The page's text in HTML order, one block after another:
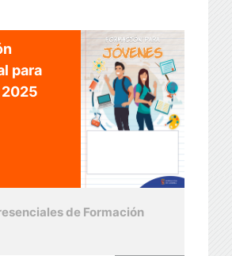
para
de Formación